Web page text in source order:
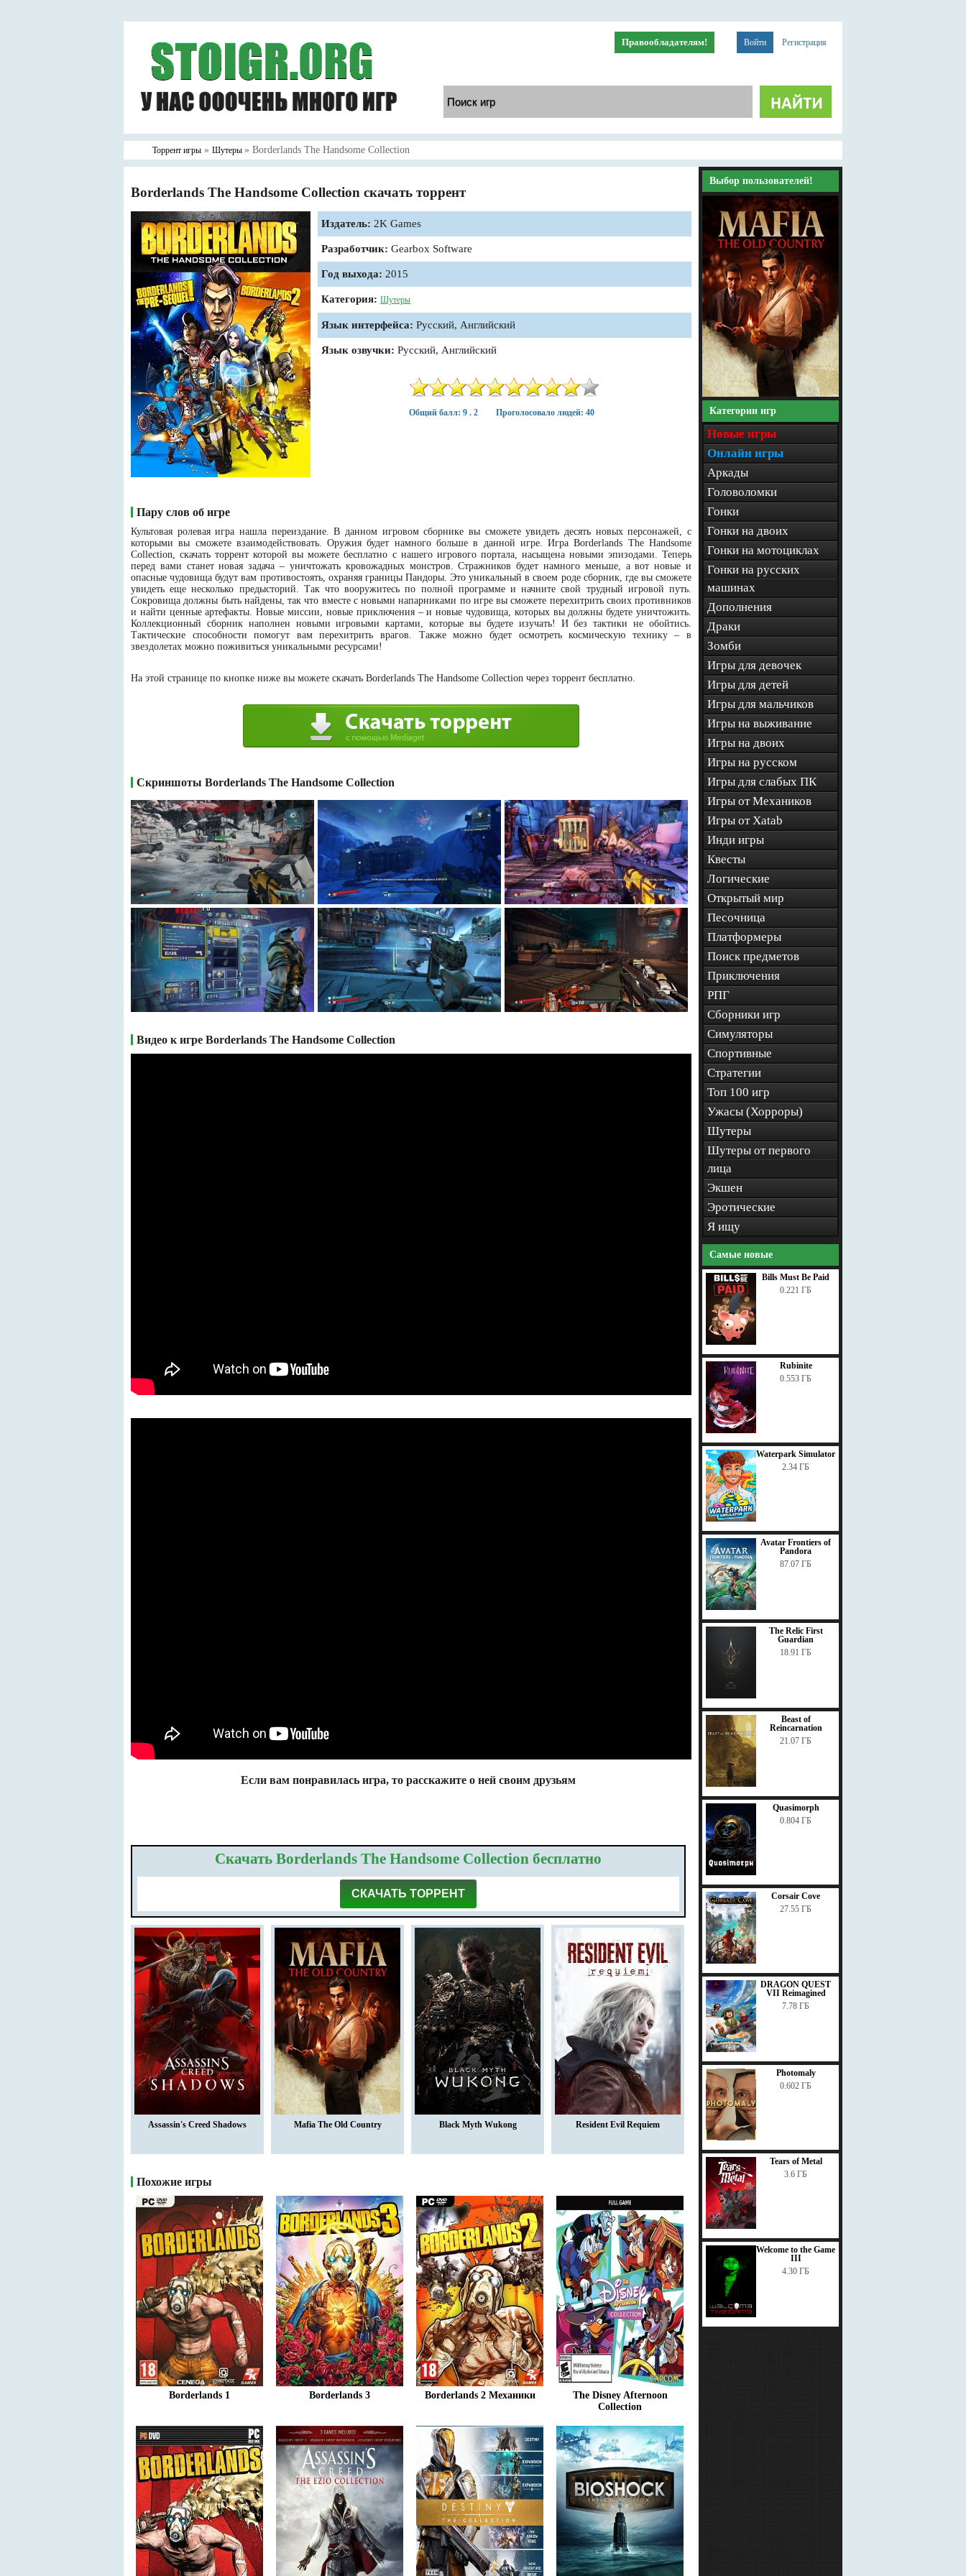
Войти Регистрация
Правообладателям!
Торрент игры » Шутеры » Borderlands The Handsome Collection
Borderlands The Handsome Collection скачать торрент
Издатель: 2K Games
Разработчик: Gearbox Software
Год выхода: 2015
Категория: Шутеры
Язык интерфейса: Русский, Английский
Язык озвучки: Русский, Английский
Общий балл: 9 . 2 Проголосовало людей: 40
Пару слов об игре
Культовая ролевая игра нашла переиздание. В данном игровом сборнике вы сможете увидеть десять новых персонажей, с
которыми вы сможете взаимодействовать. Оружия будет намного больше в данной игре. Игра Borderlands The Handsome
Collection, скачать торрент которой вы можете бесплатно с нашего игрового портала, насыщена новыми эпизодами. Теперь
перед вами станет новая задача – уничтожать кровожадных монстров. Стражников будет намного меньше, а вот новые и
опасные чудовища будут вам противостоять, охраняя границы Пандоры. Это уникальный в своем роде сборник, где вы сможете
увидеть еще несколько предысторий. Так что вооружитесь по полной программе и начните свой трудный игровой путь.
Сокровища должны быть найдены, так что вместе с новыми напарниками по игре вы сможете перехитрить своих противников
и найти ценные артефакты. Новые миссии, новые приключения – и новые чудовища, которых вы должны будете уничтожить.
Коллекционный сборник наполнен новыми игровыми картами, которые вы будете изучать! И без тактики не обойтись.
Тактические способности помогут вам перехитрить врагов. Также можно будет осмотреть космическую технику – в
звездолетах можно поживиться уникальными ресурсами!
На этой странице по кнопке ниже вы можете скачать Borderlands The Handsome Collection через торрент бесплатно.
Скриншоты Borderlands The Handsome Collection
Видео к игре Borderlands The Handsome Collection
Если вам понравилась игра, то расскажите о ней своим друзьям
Скачать Borderlands The Handsome Collection бесплатно
СКАЧАТЬ ТОРРЕНТ
Assassin's Creed Shadows Mafia The Old Country Black Myth Wukong Resident Evil Requiem
Похожие игры
Borderlands 1 Borderlands 3 Borderlands 2 Механики
The Disney Afternoon
Collection
Выбор пользователей!
Категории игр
Новые игры
Онлайн игры
Аркады
Головоломки
Гонки
Гонки на двоих
Гонки на мотоциклах
Гонки на русских
машинах
Дополнения
Драки
Зомби
Игры для девочек
Игры для детей
Игры для мальчиков
Игры на выживание
Игры на двоих
Игры на русском
Игры для слабых ПК
Игры от Механиков
Игры от Xatab
Инди игры
Квесты
Логические
Открытый мир
Песочница
Платформеры
Поиск предметов
Приключения
РПГ
Сборники игр
Симуляторы
Спортивные
Стратегии
Топ 100 игр
Ужасы (Хорроры)
Шутеры
Шутеры от первого
лица
Экшен
Эротические
Я ищу
Самые новые
Bills Must Be Paid
0.221 ГБ
Rubinite
0.553 ГБ
Waterpark Simulator
2.34 ГБ
Avatar Frontiers of
Pandora
87.07 ГБ
The Relic First
Guardian
18.91 ГБ
Beast of
Reincarnation
21.07 ГБ
Quasimorph
0.804 ГБ
Corsair Cove
27.55 ГБ
DRAGON QUEST
VII Reimagined
7.78 ГБ
Photomaly
0.602 ГБ
Tears of Metal
3.6 ГБ
Welcome to the Game
III
4.30 ГБ